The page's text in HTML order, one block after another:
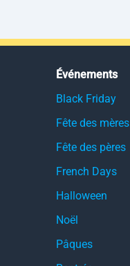
Événements
Black Friday
Fête des mères
Fête des pères
French Days
Halloween
Noël
Pâques